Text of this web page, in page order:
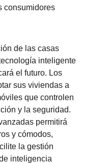
consumidores
de las casas
inteligente
el futuro. Los
sus viviendas a
que controlen
y la seguridad.
permitirá
y cómodos,
la gestión
inteligencia